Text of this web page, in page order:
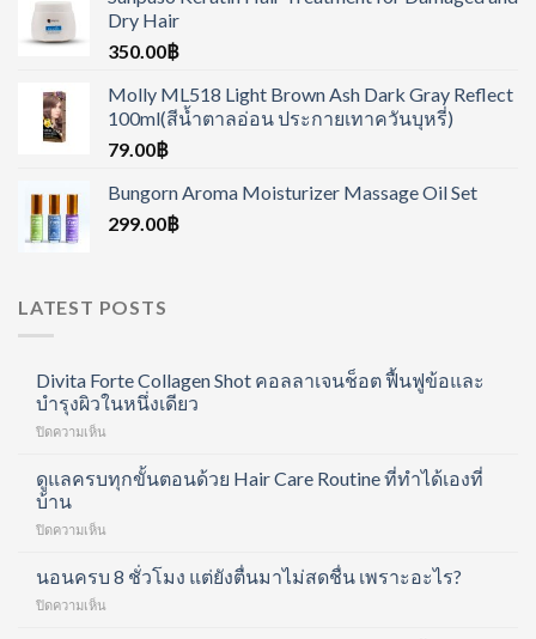
Dry Hair
350.00฿
Molly ML518 Light Brown Ash Dark Gray Reflect
100ml(สีน้ำตาลอ่อน ประกายเทาควันบุหรี่)
79.00฿
Bungorn Aroma Moisturizer Massage Oil Set
299.00฿
LATEST POSTS
Divita Forte Collagen Shot คอลลาเจนช็อต ฟื้นฟูข้อและ
บำรุงผิวในหนึ่งเดียว
ปิดความเห็น
Collagen
คอ
ลา
ช็อต
ดูแลครบทุกขั้นตอนด้วย Hair Care Routine ที่ทำได้เองที่
บ้าน
ปิดความเห็น
ครบ
ทุก
ขั้น
นอนครบ 8 ชั่วโมง แต่ยังตื่นมาไม่สดชื่น เพราะอะไร?
ปิดความเห็น